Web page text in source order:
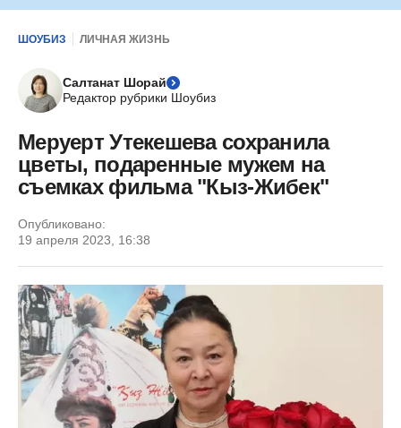
ШОУБИЗ ЛИЧНАЯ ЖИЗНЬ
Салтанат Шорай
Редактор рубрики Шоубиз
Меруерт Утекешева сохранила
цветы, подаренные мужем на
съемках фильма "Кыз-Жибек"
Опубликовано:
19 апреля 2023, 16:38